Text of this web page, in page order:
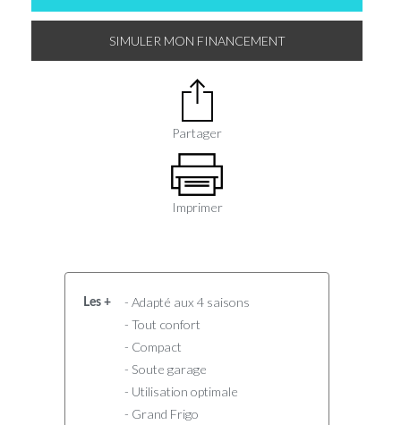
SIMULER MON FINANCEMENT
Partager
Imprimer
Les +
- Adapté aux 4 saisons
- Tout confort
- Compact
- Soute garage
- Utilisation optimale
- Grand Frigo